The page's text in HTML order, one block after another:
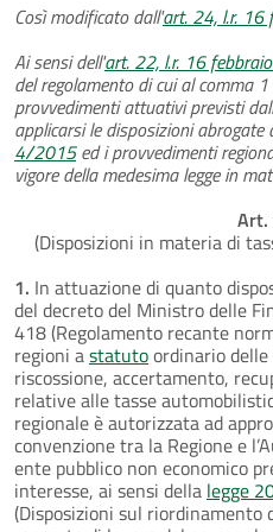
Così modificato dall'art. 24, l.r. 16
Ai sensi dell'art. 22, l.r. 16
del regolamento di cui al comma
provvedimenti attuativi previsti
applicarsi le disposizioni abrogate
4/2015ed i provvedimenti
vigore della medesima legge in
Art.
(Disposizioni in materia di
1. In attuazione di quanto
del decreto del Ministro delle
418 (Regolamento recante
regioni astatutoordinario
riscossione, accertamento,
relative alle tasse
regionale è autorizzata ad
convenzione tra la Regione e
ente pubblico non economico
interesse, ai sensi della legge
(Disposizioni sul riordinamento